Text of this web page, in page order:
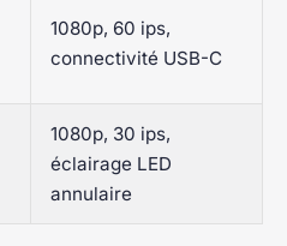
1080p, 60 ips,
connectivité USB-C
1080p, 30 ips,
éclairage LED
annulaire